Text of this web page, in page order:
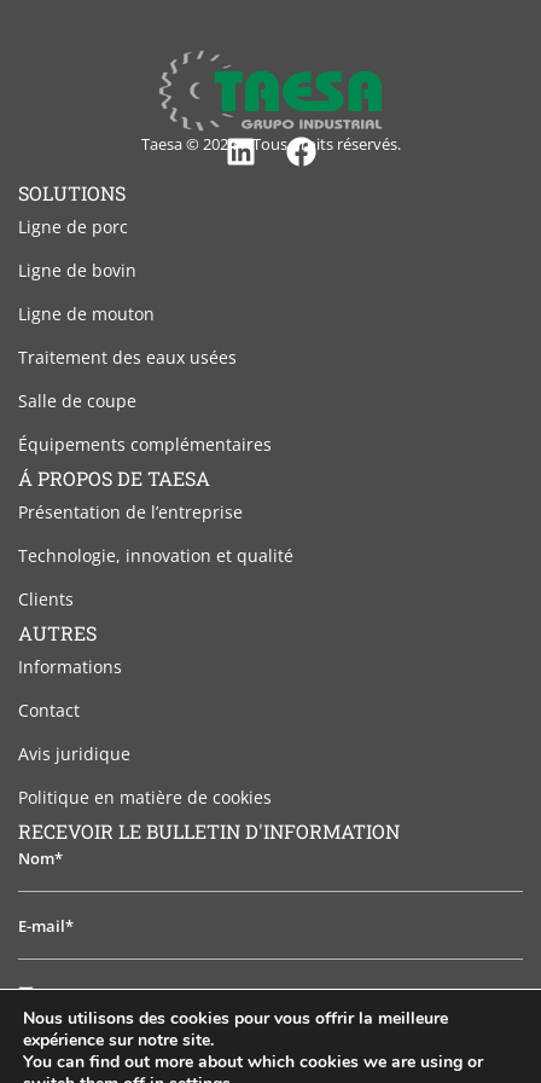
Taesa © 2024 – Tous droits réservés.
SOLUTIONS
Ligne de porc
Ligne de bovin
Ligne de mouton
Traitement des eaux usées
Salle de coupe
Équipements complémentaires
Á PROPOS DE TAESA
Présentation de l’entreprise
Technologie, innovation et qualité
Clients
AUTRES
Informations
Contact
Avis juridique
Politique en matière de cookies
RECEVOIR LE BULLETIN D'INFORMATION
Nom*
E-
J'ai
lu
et
j'accepte
J'ai lu et j'accepte l'avis juridique
S'ABONNER
Nous utilisons des cookies pour vous offrir la meilleure
expérience sur notre site.
You can find out more about which cookies we are using or